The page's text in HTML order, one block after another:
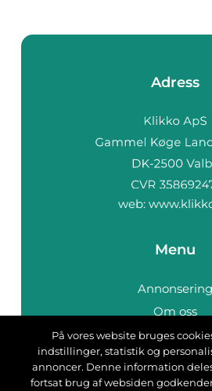
Adress
web:
Menu
Annonsering
Om oss
Cookies
Kontakta oss
Sitemap
På vores website bruges
indstillinger, statistik og
annoncer. Denne information
fortsat brug af websiden